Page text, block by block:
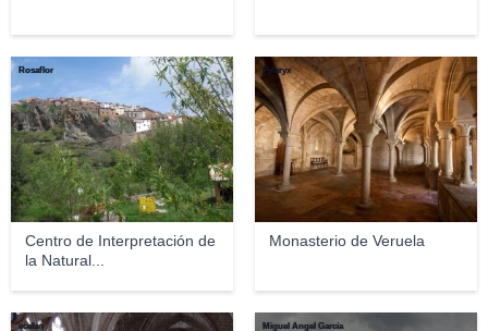
Centro de Interpretación de
la Natural...
Rosaflor
Monasterio de Veruela
Pylaryx
ecelan Miguel Ángel García